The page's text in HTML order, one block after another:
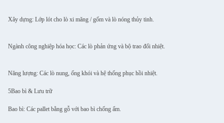
Xây dựng: Lớp lót cho lò xi măng / gốm và lò nóng thủy tinh.
Ngành công nghiệp hóa học: Các lò phản ứng và bộ trao đổi nhiệt.
Năng lượng: Các lò nung, ống khói và hệ thống phục hồi nhiệt.
5Bao bì & Lưu trữ
Bao bì: Các pallet bằng gỗ với bao bì chống ẩm.